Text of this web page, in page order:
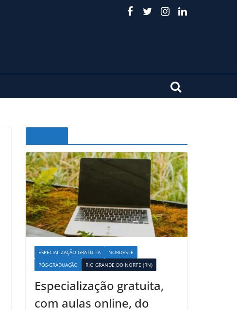
ESPECIALIZAÇÃO GRATUITA
NORDESTE
PÓS-GRADUAÇÃO
RIO GRANDE DO NORTE (RN)
Especialização gratuita,
com aulas online, do